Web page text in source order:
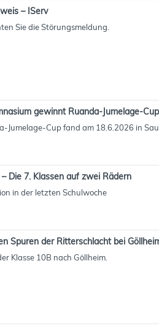
– IServ
Sie die Störungsmeldung.
gewinnt Ruanda-Jumelage-Cup
Jumelage-Cup fand am 18.6.2026 in
– Die 7. Klassen auf zwei Rädern
in der letzten Schulwoche
Spuren der Ritterschlacht bei
Klasse 10B nach Göllheim.